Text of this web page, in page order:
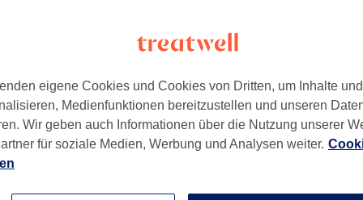
keine Buchungen über Treatwell entgegen.
Ihrer Nähe zu finden. Dort warten viele
eigene Cookies und Cookies von Dritten, um Inhalte
Medienfunktionen bereitzustellen und unseren
Wir geben auch Informationen über die Nutzung unserer
für soziale Medien, Werbung und Analysen weiter.